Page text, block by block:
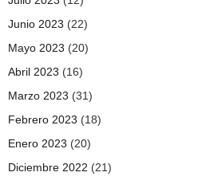
Junio 2023 (22)
Mayo 2023 (20)
Abril 2023 (16)
Marzo 2023 (31)
Febrero 2023 (18)
Enero 2023 (20)
Diciembre 2022 (21)